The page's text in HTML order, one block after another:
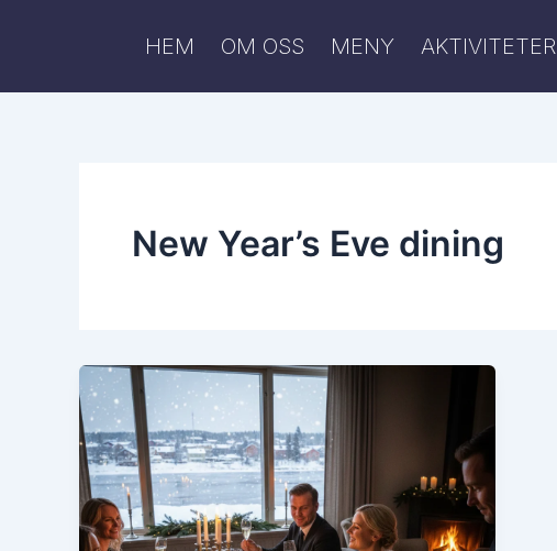
HEM OM OSS MENY AKTIVITETER
New Year’s Eve dining